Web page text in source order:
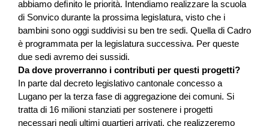
abbiamo deﬁnito le priorità. Intendiamo realizzare la scuola
di Sonvico durante la prossima legislatura, visto che i
bambini sono oggi suddivisi su ben tre sedi. Quella di Cadro
è programmata per la legislatura successiva. Per queste
due sedi avremo dei sussidi.
Da dove proverranno i contributi per questi progetti?
In parte dal decreto legislativo cantonale concesso a
Lugano per la terza fase di aggregazione dei comuni. Si
tratta di 16 milioni stanziati per sostenere i progetti
necessari negli ultimi quartieri arrivati, che realizzeremo